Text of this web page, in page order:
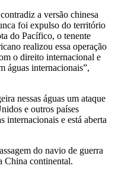
a versão chinesa
foi expulso do território
do Pacífico, o tenente
realizou essa operação
o direito internacional e
águas internacionais”,
nessas águas um ataque
e outros países
internacionais e está aberta
do navio de guerra
China continental.